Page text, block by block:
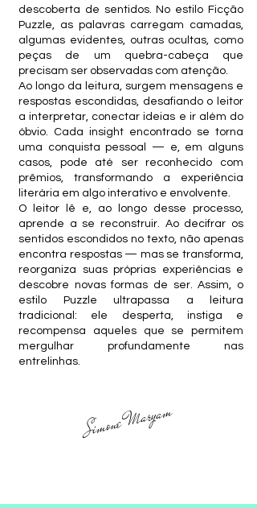
descoberta de sentidos. No estilo Ficção
Puzzle, as palavras carregam camadas,
algumas evidentes, outras ocultas, como
peças de um quebra-cabeça que
precisam ser observadas com atenção.
Ao longo da leitura, surgem mensagens e
respostas escondidas, desafiando o leitor
a interpretar, conectar ideias e ir além do
óbvio. Cada insight encontrado se torna
uma conquista pessoal — e, em alguns
casos, pode até ser reconhecido com
prêmios, transformando a experiência
literária em algo interativo e envolvente.
O leitor lê e, ao longo desse processo,
aprende a se reconstruir. Ao decifrar os
sentidos escondidos no texto, não apenas
encontra respostas — mas se transforma,
reorganiza suas próprias experiências e
descobre novas formas de ser. Assim, o
estilo Puzzle ultrapassa a leitura
tradicional: ele desperta, instiga e
recompensa aqueles que se permitem
mergulhar profundamente nas
entrelinhas.
Simone Maryam